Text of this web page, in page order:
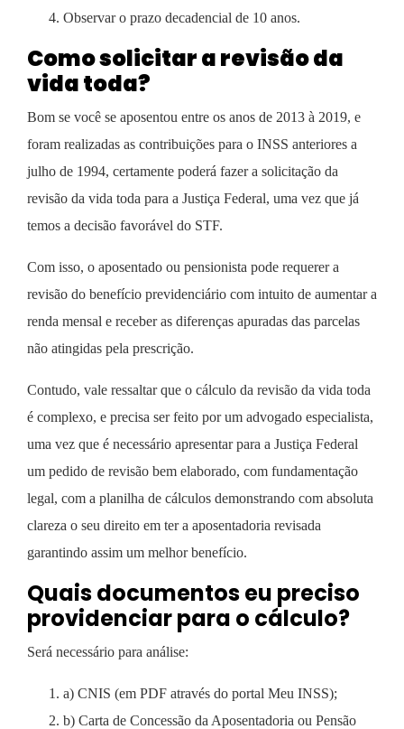
Observar o prazo decadencial de 10 anos.
Como solicitar a revisão da
vida toda?
Bom se você se aposentou entre os anos de 2013 à 2019, e
foram realizadas as contribuições para o INSS anteriores a
julho de 1994, certamente poderá fazer a solicitação da
revisão da vida toda para a Justiça Federal, uma vez que já
temos a decisão favorável do STF.
Com isso, o aposentado ou pensionista pode requerer a
revisão do benefício previdenciário com intuito de aumentar a
renda mensal e receber as diferenças apuradas das parcelas
não atingidas pela prescrição.
Contudo, vale ressaltar que o cálculo da revisão da vida toda
é complexo, e precisa ser feito por um advogado especialista,
uma vez que é necessário apresentar para a Justiça Federal
um pedido de revisão bem elaborado, com fundamentação
legal, com a planilha de cálculos demonstrando com absoluta
clareza o seu direito em ter a aposentadoria revisada
garantindo assim um melhor benefício.
Quais documentos eu preciso
providenciar para o cálculo?
Será necessário para análise:
a) CNIS (em PDF através do portal Meu INSS);
b) Carta de Concessão da Aposentadoria ou Pensão